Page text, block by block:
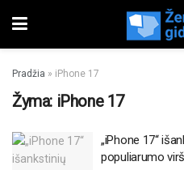
Pradžia » iPhone 17
Žyma: iPhone 17
„iPhone 17“
populiarumo